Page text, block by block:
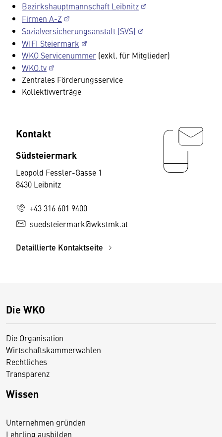
Bezirkshauptmannschaft Leibnitz
Firmen A-Z
Sozialversicherungsanstalt (SVS)
WIFI Steiermark
WKO Servicenummer (exkl. für Mitglieder)
WKO.tv
Zentrales Förderungsservice
Kollektivverträge
Kontakt
Südsteiermark
Leopold Fessler-Gasse 1
8430 Leibnitz
+43 316 601 9400
suedsteiermark@wkstmk.at
Detaillierte Kontaktseite
Die WKO
Die Organisation
Wirtschaftskammerwahlen
Rechtliches
Transparenz
Wissen
Unternehmen gründen
Lehrling ausbilden